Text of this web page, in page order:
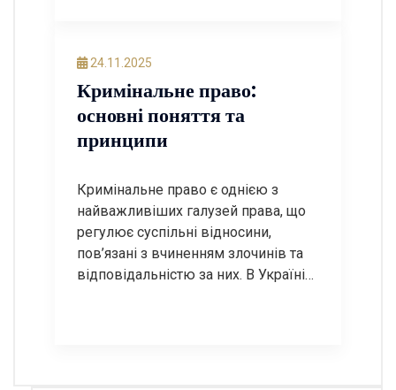
за їх вчинення. Основні види
Згідно з Кримінальним кодексом
України, кримінальні
правопорушення поділяються на
24.11.2025
Кримінальне право:
основні поняття та
принципи
Кримінальне право є однією з
найважливіших галузей права, що
регулює суспільні відносини,
пов’язані з вчиненням злочинів та
відповідальністю за них. В Україні